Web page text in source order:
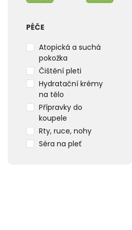
PÉČE
Atopická a suchá
pokožka
Čištění pleti
Hydratační krémy
na tělo
Přípravky do
koupele
Rty, ruce, nohy
Séra na pleť